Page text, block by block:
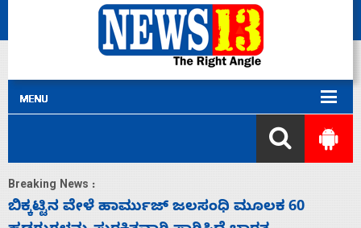
Breaking News :
ನಾಗೇಂದ್ರ ರಾಜೀನಾಮೆ ಕೊಡದಿದ್ದರೆ ಸದನ ನಡೆಸಲು